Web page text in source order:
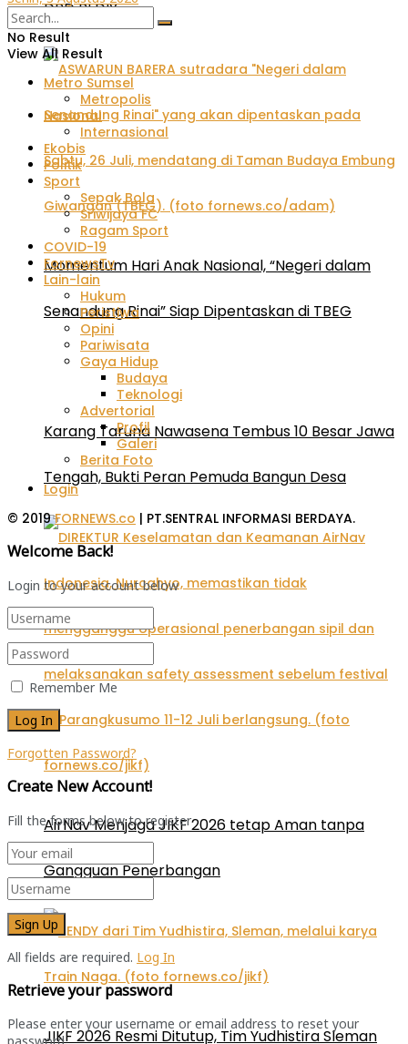
DPD RI DIY
Momentum Hari Anak Nasional, “Negeri dalam
Senandung Rinai” Siap Dipentaskan di TBEG
Karang Taruna Nawasena Tembus 10 Besar Jawa
Tengah, Bukti Peran Pemuda Bangun Desa
AirNav Menjaga JIKF 2026 tetap Aman tanpa
Gangguan Penerbangan
JIKF 2026 Resmi Ditutup, Tim Yudhistira Sleman
No Result
View All Result
Metro Sumsel
Metropolis
Nasional
Internasional
Ekobis
Politik
Sport
Sepak Bola
Sriwijaya FC
Ragam Sport
COVID-19
FornewsTv
Lain-lain
Hukum
Peristiwa
Opini
Pariwisata
Gaya Hidup
Budaya
Teknologi
Advertorial
Profil
Galeri
Berita Foto
Login
© 2019FORNEWS.co | PT.SENTRAL INFORMASI BERDAYA.
Welcome Back!
Login to your account below
Remember Me
Forgotten Password?
Create New Account!
Fill the forms below to register
All fields are required. Log In
Retrieve your password
Please enter your username or email address to reset your